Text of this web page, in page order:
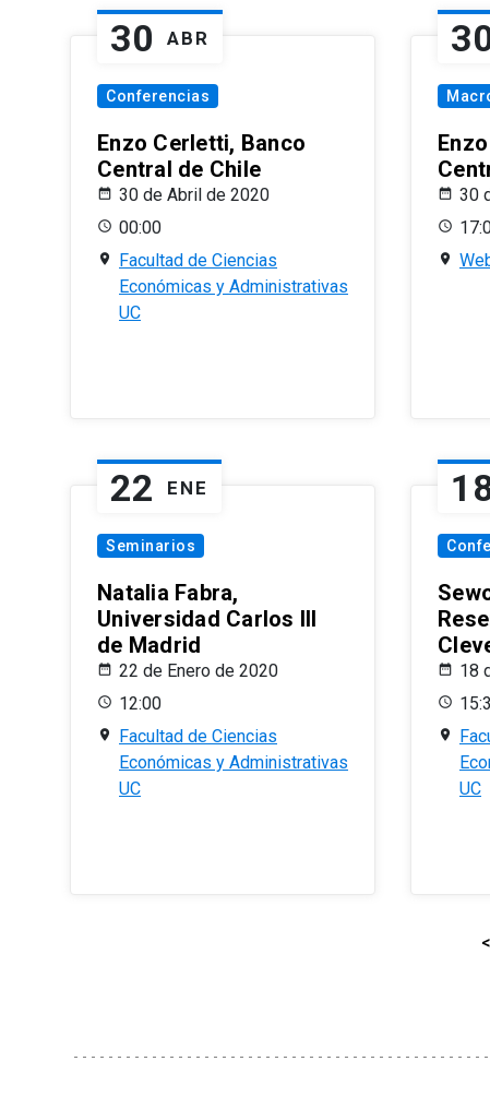
30 ABR
Conferencias
Enzo Cerletti, Banco
Central de Chile
30 de Abril de 2020
00:00
Facultad de Ciencias
Económicas y Administrativas
UC
30
22 ENE
Seminarios
Natalia Fabra,
Universidad Carlos III
de Madrid
22 de Enero de 2020
12:00
Facultad de Ciencias
Económicas y Administrativas
UC
18
UC